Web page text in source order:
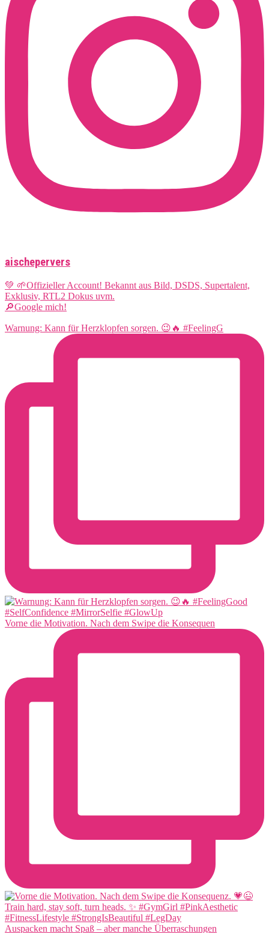
aischepervers
💚 🌱Offizieller Account! Bekannt aus Bild, DSDS, Supertalent,
Exklusiv, RTL2 Dokus uvm.
🔎Google mich!
Warnung: Kann für Herzklopfen sorgen. 😉🔥 #FeelingG
Vorne die Motivation. Nach dem Swipe die Konsequen
Auspacken macht Spaß – aber manche Überraschungen